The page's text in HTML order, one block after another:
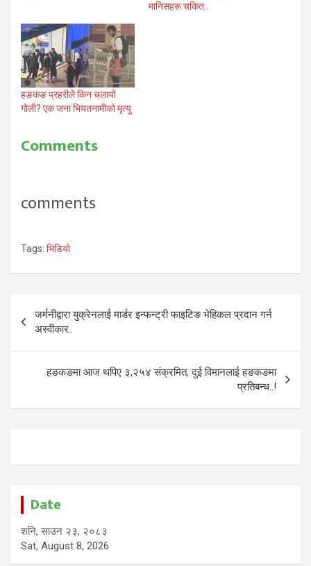
मानिसहरू चकित..
हङकङ प्रहरीले किन चलायो
गोली? एक जना भियतनामीको मृत्यु
Comments
comments
Tags: भिडियो
Post
navigation
जर्मनीद्वारा युक्रेनलाई मार्डर इन्फन्ट्री फाइटिङ भेहिकल प्रदान गर्न
अस्वीकार..
हङकङमा आज थपिए ३,२५४ संक्रमित, दुई विमानलाई हङकङमा
प्रतिबन्ध..!
Date
शनि, साउन २३, २०८३
Sat, August 8, 2026